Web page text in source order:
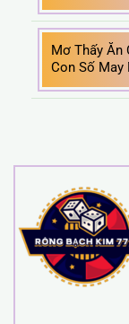
Mơ Thấy Ăn
Con Số May